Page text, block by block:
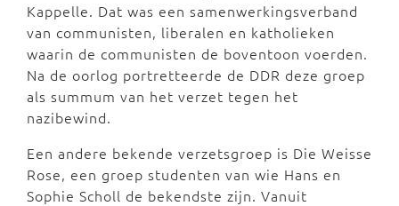
Kappelle. Dat was een samenwerkingsverband
van communisten, liberalen en katholieken
waarin de communisten de boventoon voerden.
Na de oorlog portretteerde de DDR deze groep
als summum van het verzet tegen het
nazibewind.
Een andere bekende verzetsgroep is Die Weisse
Rose, een groep studenten van wie Hans en
Sophie Scholl de bekendste zijn. Vanuit